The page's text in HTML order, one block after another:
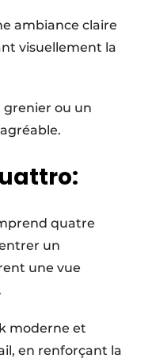
ambiance claire
visuellement la
ou un
quatre
un
une vue
moderne et
en renforçant la